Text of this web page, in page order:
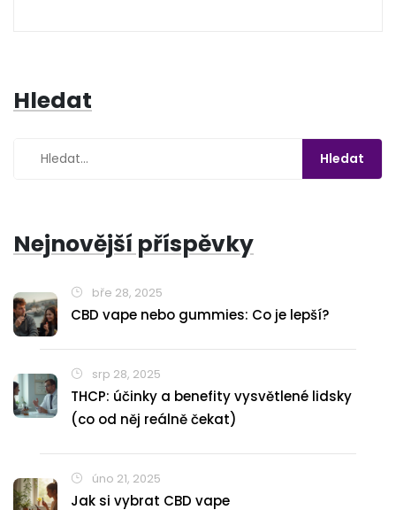
Hledat
Nejnovější příspěvky
bře 28, 2025
CBD vape nebo gummies: Co je lepší?
srp 28, 2025
THCP: účinky a benefity vysvětlené lidsky
(co od něj reálně čekat)
úno 21, 2025
Jak si vybrat CBD vape